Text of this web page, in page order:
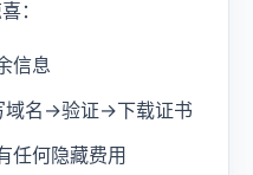
：
信息
域名→验证→下载证书
任何隐藏费用